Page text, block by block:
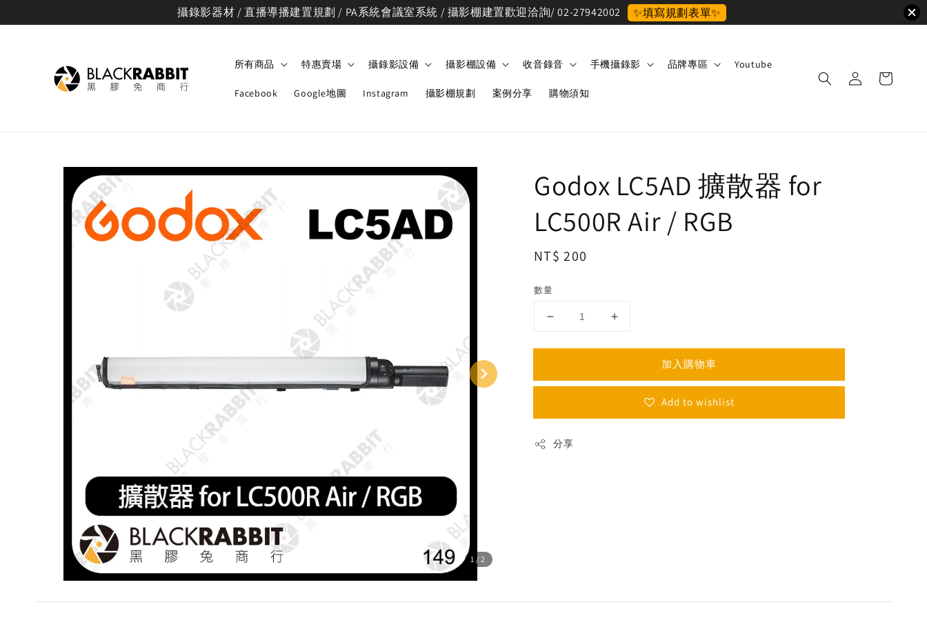
攝錄影器材 / 直播導播建置規劃 / PA系統會議室系統 / 攝影棚建置歡迎洽詢/ 02-27942002 ✨填寫規劃表單✨
所有商品 特惠賣場 攝錄影設備 攝影棚設備 收音錄音 手機攝錄影 品牌專區 Youtube
Facebook Google地圖 Instagram 攝影棚規劃 案例分享 購物須知
1/2
Godox LC5AD 擴散器 for
LC500R Air / RGB
Regular
NT$ 200
數量
加入購物車
Add to wishlist
分享